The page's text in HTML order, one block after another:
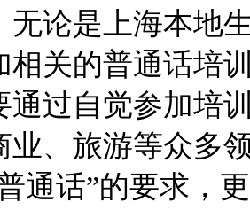
是上海本地生
相关的普通话培
通过自觉参加培
业、旅游等众多
通话”的要求，